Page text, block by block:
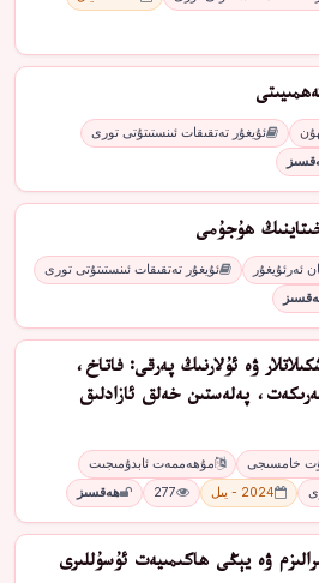
ئۇيغۇر تەتقىقات ئىنستىتۇتى تورى
ھۇجۇمى
ئەرئۇيغۇر
ئۇيغۇر تەتقىقات ئىنستىتۇتى تورى
ۋە ئۇلارنىڭ پەرقى: فاتاخ،
پەلەستىن خەلق ئازادلىق
خامسىجى
مۇھەممەت ئابدۇمىجىت
2024 - يىل 277 ھەقسىز
ۋە يېڭى ھاكىمىيەت ئۇسۇللىرى